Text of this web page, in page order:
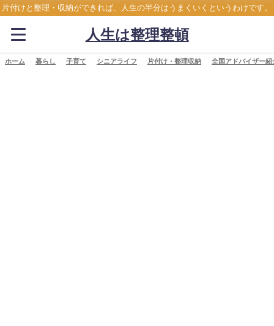
片付けと整理・収納ができれば、人生の半分はうまくいくというわけです。
人生は整理整頓
ホーム 暮らし 子育て シニアライフ 片付け・整理収納 全国アドバイザー紹